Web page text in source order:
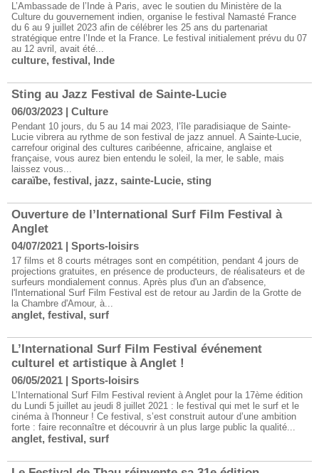
L’Ambassade de l’Inde à Paris, avec le soutien du Ministère de la
Culture du gouvernement indien, organise le festival Namasté France
du 6 au 9 juillet 2023 afin de célébrer les 25 ans du partenariat
stratégique entre l’Inde et la France. Le festival initialement prévu du 07
au 12 avril, avait été...
culture, festival, Inde
Sting au ​Jazz Festival de Sainte-Lucie
06/03/2023 | Culture
Pendant 10 jours, du 5 au 14 mai 2023, l’île paradisiaque de Sainte-
Lucie vibrera au rythme de son festival de jazz annuel. A Sainte-Lucie,
carrefour original des cultures caribéenne, africaine, anglaise et
française, vous aurez bien entendu le soleil, la mer, le sable, mais
laissez vous...
caraïbe, festival, jazz, sainte-Lucie, sting
Ouverture de l’International Surf Film Festival à
Anglet
04/07/2021 | Sports-loisirs
17 films et 8 courts métrages sont en compétition, pendant 4 jours de
projections gratuites, en présence de producteurs, de réalisateurs et de
surfeurs mondialement connus. Après plus d'un an d'absence,
l'International Surf Film Festival est de retour au Jardin de la Grotte de
la Chambre d'Amour, à...
anglet, festival, surf
L’International Surf Film Festival événement
culturel et artistique à Anglet !
06/05/2021 | Sports-loisirs
L’International Surf Film Festival revient à Anglet pour la 17ème édition
du Lundi 5 juillet au jeudi 8 juillet 2021 : le festival qui met le surf et le
cinéma à l'honneur ! Ce festival, s’est construit autour d’une ambition
forte : faire reconnaître et découvrir à un plus large public la qualité...
anglet, festival, surf